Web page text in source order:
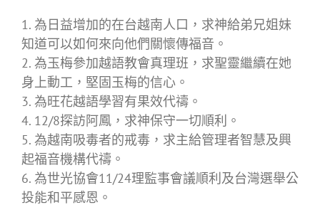
1. 為日益增加的在台越南人口，求神給弟兄姐妹
知道可以如何來向他們關懷傳福音。
2. 為玉梅參加越語教會真理班，求聖靈繼續在她
身上動工，堅固玉梅的信心。
3. 為旺花越語學習有果效代禱。
4. 12/8探訪阿鳳，求神保守一切順利。
5. 為越南吸毒者的戒毒，求主給管理者智慧及興
起福音機構代禱。
6. 為世光協會11/24理監事會議順利及台灣選舉公
投能和平感恩。